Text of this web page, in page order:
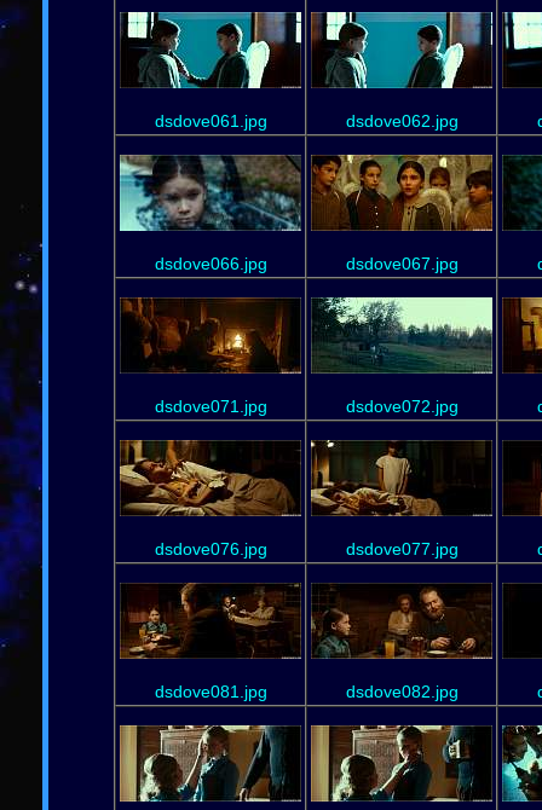
dsdove061.jpg dsdove062.jpg
dsdove066.jpg dsdove067.jpg
dsdove071.jpg dsdove072.jpg
dsdove076.jpg dsdove077.jpg
dsdove081.jpg dsdove082.jpg